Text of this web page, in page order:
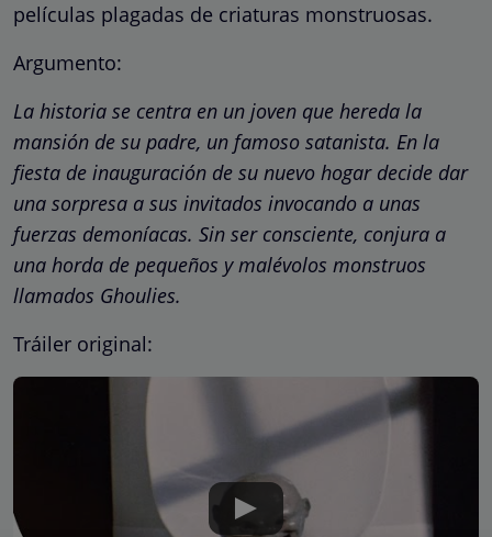
películas plagadas de criaturas monstruosas.
Argumento:
La historia se centra en un joven que hereda la
mansión de su padre, un famoso satanista. En la
fiesta de inauguración de su nuevo hogar decide dar
una sorpresa a sus invitados invocando a unas
fuerzas demoníacas. Sin ser consciente, conjura a
una horda de pequeños y malévolos monstruos
llamados Ghoulies.
Tráiler original: